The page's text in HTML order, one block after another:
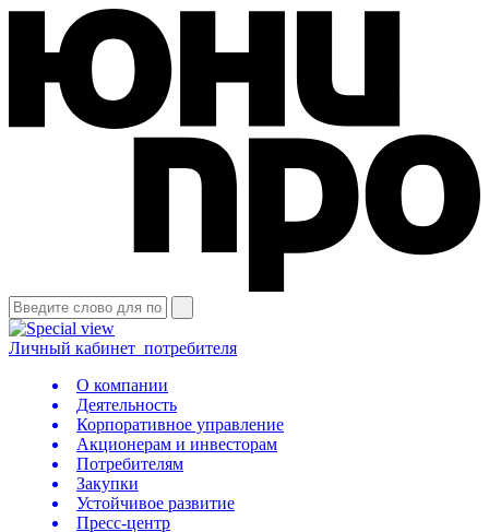
Личный кабинет потребителя
О компании
Деятельность
Корпоративное управление
Акционерам и инвесторам
Потребителям
Закупки
Устойчивое развитие
Пресс-центр